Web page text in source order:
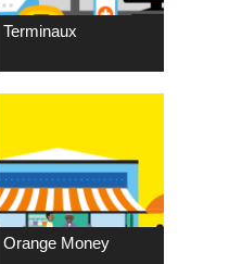
Terminaux
Orange Money